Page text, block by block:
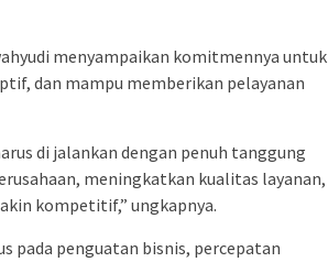
menyampaikan komitmennya untuk
dan mampu memberikan pelayanan
di jalankan dengan penuh tanggung
meningkatkan kualitas layanan,
kompetitif,” ungkapnya.
pada penguatan bisnis, percepatan